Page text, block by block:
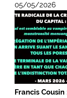
05/05/2026
Francis